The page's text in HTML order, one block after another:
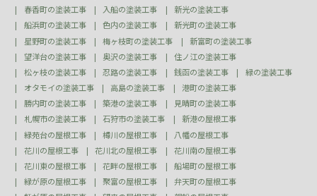
春香町の塗装工事
入船の塗装工事
新光の塗装工事
船浜町の塗装工事
色内の塗装工事
新光町の塗装工事
星野町の塗装工事
梅ヶ枝町の塗装工事
新富町の塗装工事
望洋台の塗装工事
奥沢の塗装工事
住ノ江の塗装工事
松ヶ枝の塗装工事
忍路の塗装工事 銭函の塗装工事
緑の塗装工事
オタモイの塗装工事
高島の塗装工事
港町の塗装工事
勝内町の塗装工事
築港の塗装工事
見晴町の塗装工事
札幌市の塗装工事
石狩市の塗装工事
新港の屋根工事
緑苑台の屋根工事
樽川の屋根工事
八幡の屋根工事
花川の屋根工事
花川北の屋根工事
花川南の屋根工事
花川東の屋根工事
花畔の屋根工事
船場町の屋根工事
緑が原の屋根工事
聚富の屋根工事
弁天町の屋根工事